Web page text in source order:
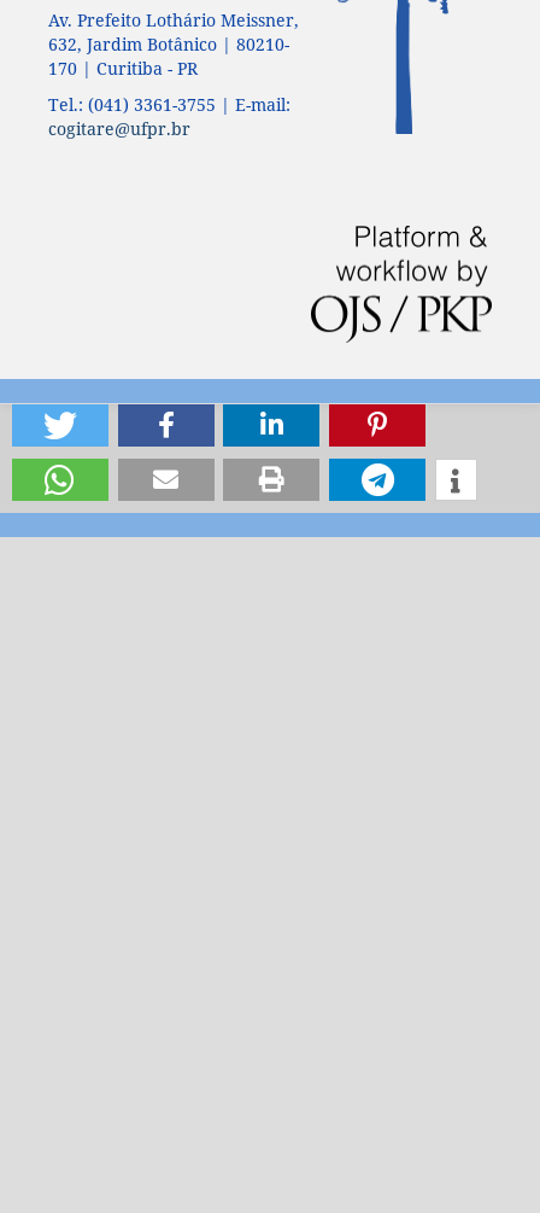
Av. Prefeito Lothário Meissner,
632, Jardim Botânico | 80210-
170 | Curitiba - PR
Tel.: (041) 3361-3755 | E-mail:
cogitare@ufpr.br